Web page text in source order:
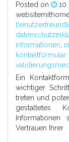
Posted on 10
informationen,
Ein
wichtiger
treten und
gestaltetes
Vertrauen Ihrer